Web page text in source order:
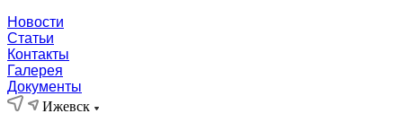
Новости
Статьи
Контакты
Галерея
Документы
Ижевск